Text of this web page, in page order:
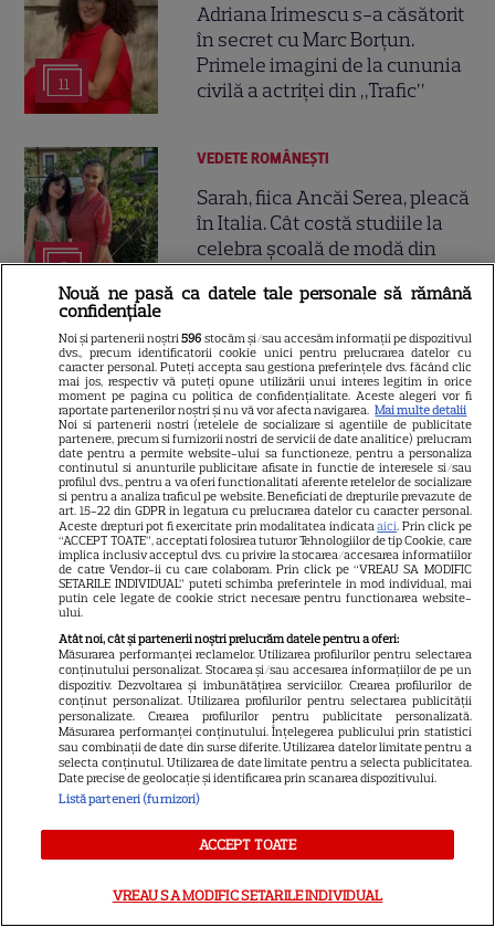
11
Adriana Irimescu s-a căsătorit
în secret cu Marc Borțun.
Primele imagini de la cununia
civilă a actriței din „Trafic”
8
VEDETE ROMÂNEŞTI
Sarah, fiica Ancăi Serea, pleacă
în Italia. Cât costă studiile la
celebra școală de modă din
Milano: peste 68.000 de euro în
trei ani
Despre Tvmania
Contact
Contacte televiziuni
Abonamente
Publicitate
Termeni și condiții
Despre cookies
Politica de confidenţialitate
Nouă ne pasă ca datele tale personale să rămână
confidențiale
Noi și partenerii noștri596 stocăm și/sau accesăm informații pe dispozitivul
dvs., precum identificatorii cookie unici pentru prelucrarea datelor cu
caracter personal. Puteți accepta sau gestiona preferințele dvs. făcând clic
mai jos, respectiv vă puteți opune utilizării unui interes legitim în orice
moment pe pagina cu politica de confidențialitate. Aceste alegeri vor fi
raportate partenerilor noștri și nu vă vor afecta navigarea. Mai multe detalii
Noi si partenerii nostri (retelele de socializare si agentiile de publicitate
partenere, precum si furnizorii nostri de servicii de date analitice) prelucram
date pentru a permite website-ului sa functioneze, pentru a personaliza
continutul si anunturile publicitare afisate in functie de interesele si/sau
profilul dvs., pentru a va oferi functionalitati aferente retelelor de socializare
si pentru a analiza traficul pe website. Beneficiati de drepturile prevazute de
art. 15-22 din GDPR in legatura cu prelucrarea datelor cu caracter personal.
Aceste drepturi pot fi exercitate prin modalitatea indicataaici. Prin click pe
“ACCEPT TOATE”, acceptati folosirea tuturor Tehnologiilor de tip Cookie, care
implica inclusiv acceptul dvs. cu privire la stocarea/accesarea informatiilor
de catre Vendor-ii cu care colaboram. Prin click pe “VREAU SA MODIFIC
SETARILE INDIVIDUAL” puteti schimba preferintele in mod individual, mai
putin cele legate de cookie strict necesare pentru functionarea website-
ului.
Atât noi, cât și partenerii noștri prelucrăm datele pentru a oferi:
Măsurarea performanței reclamelor. Utilizarea profilurilor pentru selectarea
conținutului personalizat. Stocarea și/sau accesarea informațiilor de pe un
dispozitiv. Dezvoltarea și îmbunătățirea serviciilor. Crearea profilurilor de
conținut personalizat. Utilizarea profilurilor pentru selectarea publicității
personalizate. Crearea profilurilor pentru publicitate personalizată.
Măsurarea performanței conținutului. Înțelegerea publicului prin statistici
sau combinații de date din surse diferite. Utilizarea datelor limitate pentru a
selecta conținutul. Utilizarea de date limitate pentru a selecta publicitatea.
Date precise de geolocație și identificarea prin scanarea dispozitivului.
Listă parteneri (furnizori)
ACCEPT TOATE
VREAU SA MODIFIC SETARILE INDIVIDUAL